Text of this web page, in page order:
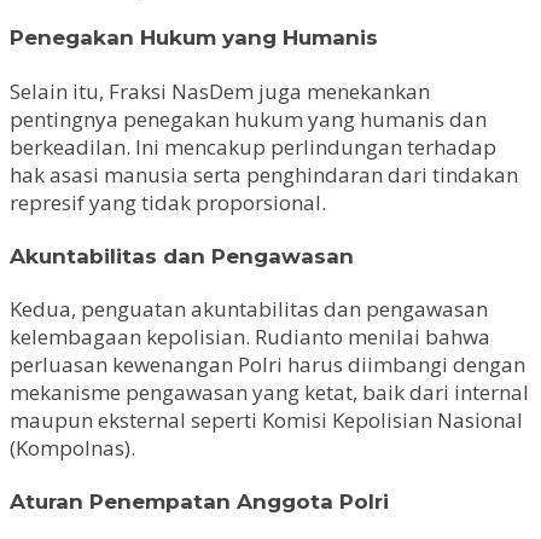
Penegakan Hukum yang Humanis
Selain itu, Fraksi NasDem juga menekankan
pentingnya penegakan hukum yang humanis dan
berkeadilan. Ini mencakup perlindungan terhadap
hak asasi manusia serta penghindaran dari tindakan
represif yang tidak proporsional.
Akuntabilitas dan Pengawasan
Kedua, penguatan akuntabilitas dan pengawasan
kelembagaan kepolisian. Rudianto menilai bahwa
perluasan kewenangan Polri harus diimbangi dengan
mekanisme pengawasan yang ketat, baik dari internal
maupun eksternal seperti Komisi Kepolisian Nasional
(Kompolnas).
Aturan Penempatan Anggota Polri